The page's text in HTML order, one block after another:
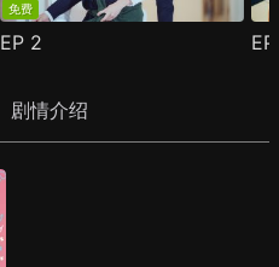
免费
EP 2
剧情介绍